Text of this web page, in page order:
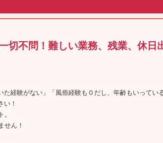
切不問！難しい業務、残業、休日
経験がない」「風俗経験も０だし、年齢もいってい
い！
せん！